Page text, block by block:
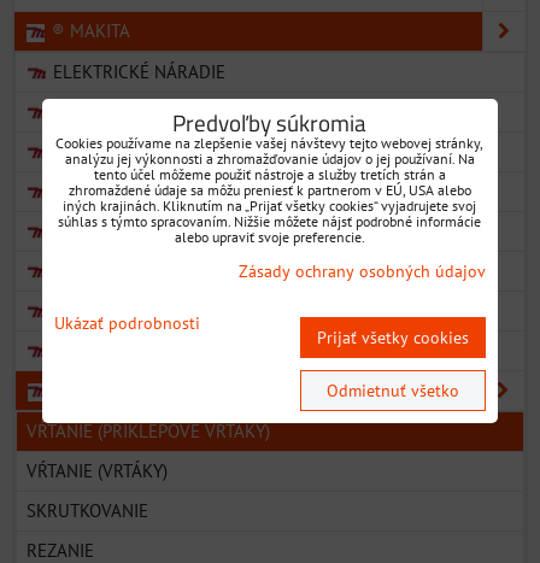
® MAKITA
ELEKTRICKÉ NÁRADIE
PNEUMATICKÉ NÁRADIE
ZÁHRADNÉ NÁRADIE
AKU ZÁHRADNÉ NÁRADIE
VŔTANIE (PRÍKLEPOVÉ VRTÁKY)
VŔTANIE (VRTÁKY)
SKRUTKOVANIE
REZANIE
Predvoľby súkromia
Cookies používame na zlepšenie vašej návštevy tejto webovej stránky,
analýzu jej výkonnosti a zhromažďovanie údajov o jej používaní. Na
tento účel môžeme použiť nástroje a služby tretích strán a
zhromaždené údaje sa môžu preniesť k partnerom v EÚ, USA alebo
iných krajinách. Kliknutím na „Prijať všetky cookies“ vyjadrujete svoj
súhlas s týmto spracovaním. Nižšie môžete nájsť podrobné informácie
alebo upraviť svoje preferencie.
Zásady ochrany osobných údajov
Ukázať podrobnosti
Prijať všetky cookies
Odmietnuť všetko